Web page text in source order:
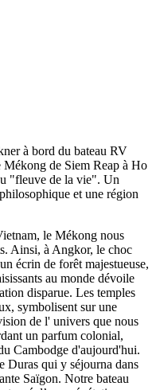
à bord du bateau RV
de Siem Reap à Ho
"fleuve de la vie". Un
et une région
le Mékong nous
Ainsi, à Angkor, le choc
écrin de forêt majestueuse,
au monde dévoile
disparue. Les temples
symbolisent sur une
de l' univers que nous
un parfum colonial,
Cambodge d'aujourd'hui.
Duras qui y séjourna dans
Saïgon. Notre bateau